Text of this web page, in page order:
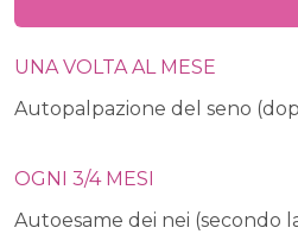
UNA VOLTA AL MESE
Autopalpazione del seno
OGNI 3/4 MESI
Autoesame dei nei (secondo